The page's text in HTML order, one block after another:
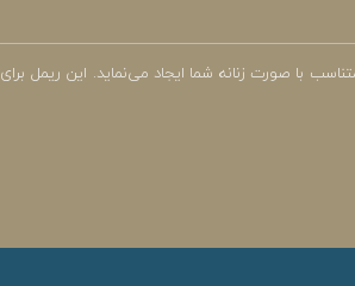
با صورت زنانه شما ایجاد می‌نماید. این ریمل برای